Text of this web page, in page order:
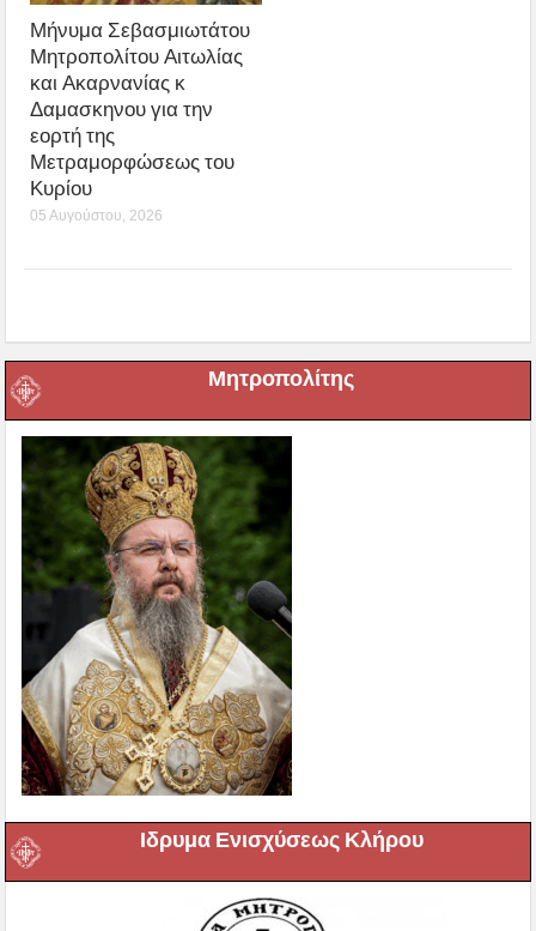
Μήνυμα Σεβασμιωτάτου
Μητροπολίτου Αιτωλίας
και Ακαρνανίας κ
Δαμασκηνου για την
εορτή της
Μετραμορφώσεως του
Κυρίου
05 Αυγούστου, 2026
Μητροπολίτης
Ιδρυμα Ενισχύσεως Κλήρου